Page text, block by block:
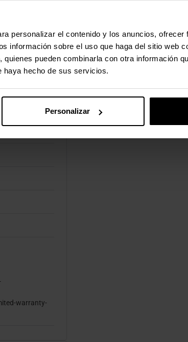
personalizar el contenido y los anuncios, ofrecer
información sobre el uso que haga del sitio web
pueden combinarla con otra información
haya hecho de sus servicios.
Personalizar
warranty-